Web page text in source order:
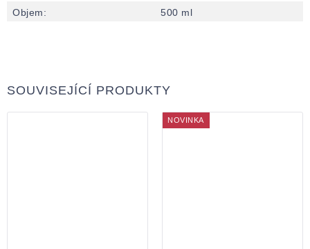
Objem: 500 ml
SOUVISEJÍCÍ PRODUKTY
NOVINKA